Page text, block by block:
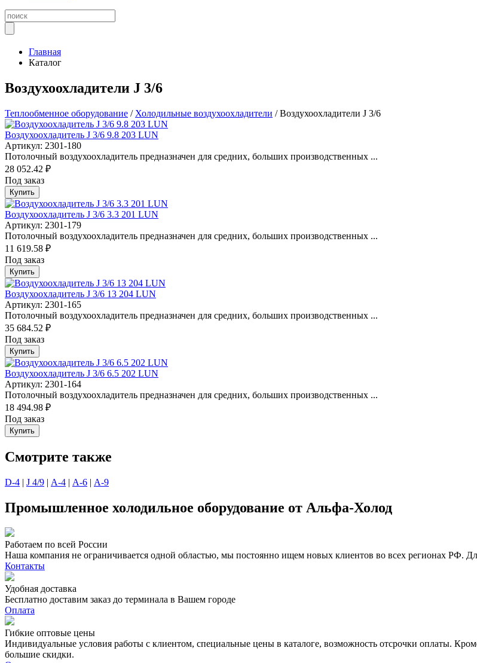
Главная
Каталог
Воздухоохладители J 3/6
Теплообменное оборудование / Холодильные воздухоохладители / Воздухоохладители J 3/6
Воздухоохладитель J 3/6 9.8 203 LUN
Артикул: 2301-180
Потолочный воздухоохладитель предназначен для средних, больших производственных ...
28 052.42 ₽
Под заказ
Купить
Воздухоохладитель J 3/6 3.3 201 LUN
Артикул: 2301-179
Потолочный воздухоохладитель предназначен для средних, больших производственных ...
11 619.58 ₽
Под заказ
Купить
Воздухоохладитель J 3/6 13 204 LUN
Артикул: 2301-165
Потолочный воздухоохладитель предназначен для средних, больших производственных ...
35 684.52 ₽
Под заказ
Купить
Воздухоохладитель J 3/6 6.5 202 LUN
Артикул: 2301-164
Потолочный воздухоохладитель предназначен для средних, больших производственных ...
18 494.98 ₽
Под заказ
Купить
Смотрите также
D-4 | J 4/9 | А-4 | А-6 | А-9
Промышленное холодильное оборудование от Альфа-Холод
Работаем по всей России
Наша компания не ограничивается одной областью, мы постоянно ищем новых клиентов во всех регионах РФ.
Контакты
Удобная доставка
Бесплатно доставим заказ до терминала в Вашем городе
Оплата
Гибкие оптовые цены
Индивидуальные условия работы с клиентом, специальные цены в каталоге, возможность отсрочки оплаты.
большие скидки.